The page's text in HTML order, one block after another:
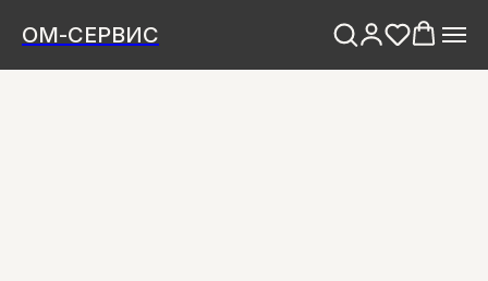
ОМ-СЕРВИС